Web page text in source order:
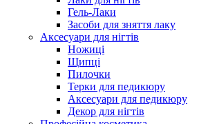
Гель-Лаки
Засоби для зняття лаку
Аксесуари для нігтів
Ножиці
Щипці
Пилочки
Терки для педикюру
Аксесуари для педикюру
Декор для нігтів